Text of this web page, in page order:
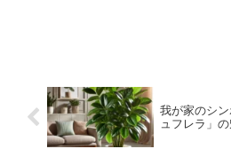
我が家のシ
ュフレラ」の